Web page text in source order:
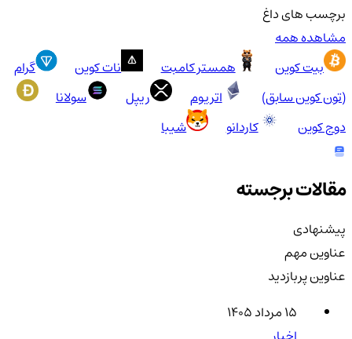
برچسب های داغ
مشاهده همه
بیت کوین
همستر کامبت نات کوین
گرام
(تون کوین سابق)
اتریوم ریپل
سولانا
دوج کوین
کاردانو شیبا
مقالات برجسته
پیشنهادی
عناوین مهم
عناوین پربازدید
۱۵ مرداد ۱۴۰۵